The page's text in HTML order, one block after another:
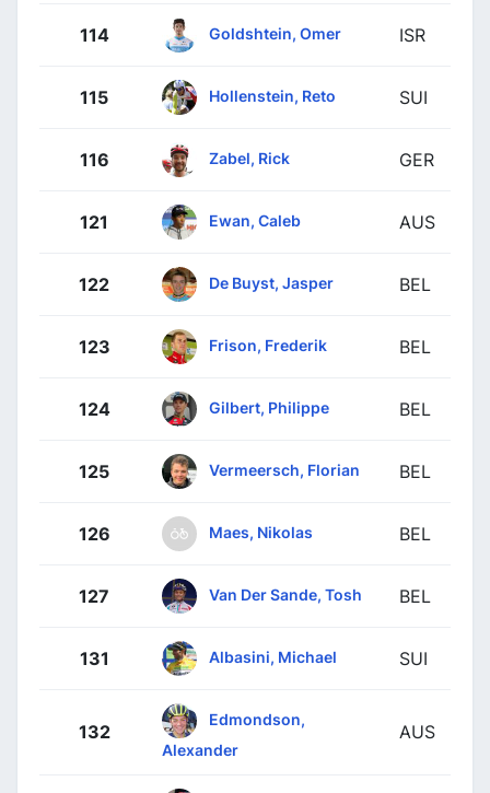
114 Goldshtein, Omer ISR
115 Hollenstein, Reto SUI
116 Zabel, Rick GER
121 Ewan, Caleb AUS
122 De Buyst, Jasper BEL
123 Frison, Frederik BEL
124 Gilbert, Philippe BEL
125 Vermeersch, Florian BEL
126 Maes, Nikolas BEL
127 Van Der Sande, Tosh BEL
131 Albasini, Michael SUI
132
Edmondson,
Alexander
AUS